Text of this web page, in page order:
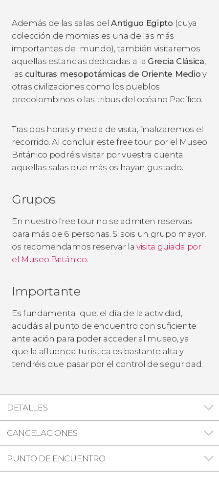
Además de las salas delAntiguo Egipto (cuya
colección de momias es una de las más
importantes del mundo), también visitaremos
aquellas estancias dedicadas a la Grecia Clásica,
las culturas mesopotámicas de Oriente Medio y
otras civilizaciones como los pueblos
precolombinos o las tribus del océano Pacífico.
Tras dos horas y media de visita, finalizaremos el
recorrido. Al concluir este free tour por el Museo
Británico podréis visitar por vuestra cuenta
aquellas salas que más os hayan gustado.
Grupos
En nuestro free tour no se admiten reservas
para más de 6 personas. Si sois un grupo mayor,
os recomendamos reservar lavisita guiada por
el Museo Británico.
Importante
Es fundamental que, el día de la actividad,
acudáis al punto de encuentro con suficiente
antelación para poder acceder al museo, ya
que la afluencia turística es bastante alta y
tendréis que pasar por el control de seguridad.
DETALLES
CANCELACIONES
PUNTO DE ENCUENTRO